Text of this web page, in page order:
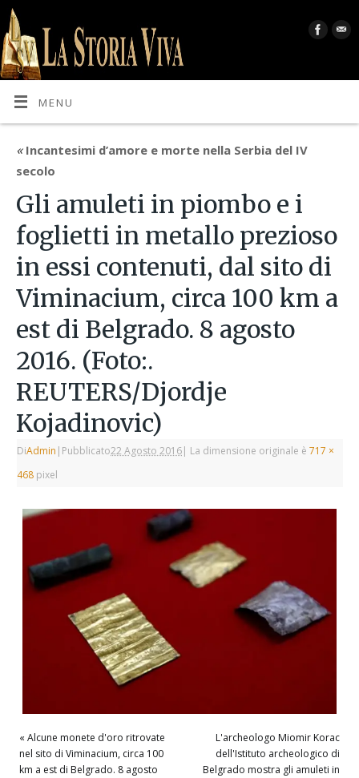
MENU
«Incantesimi d’amore e morte nella Serbia del IV
secolo
Gli amuleti in piombo e i
foglietti in metallo prezioso
in essi contenuti, dal sito di
Viminacium, circa 100 km a
est di Belgrado. 8 agosto
2016. (Foto:.
REUTERS/Djordje
Kojadinovic)
DiAdmin | Pubblicato22 Agosto 2016| La dimensione originale è717 ×
468 pixel
«Alcune monete d'oro ritrovate
nel sito di Viminacium, circa 100
km a est di Belgrado. 8 agosto
L'archeologo Miomir Korac
dell'Istituto archeologico di
Belgrado mostra gli amuleti in